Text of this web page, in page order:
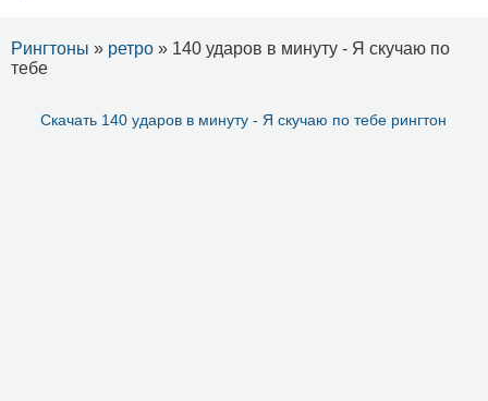
Рингтоны » ретро » 140 ударов в минуту - Я скучаю по
тебе
Скачать 140 ударов в минуту - Я скучаю по тебе рингтон